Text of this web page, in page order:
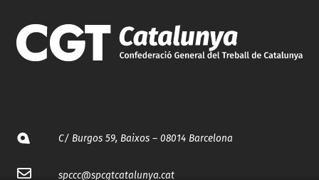
C/ Burgos 59, Baixos – 08014 Barcelona
spccc@spcgtcatalunya.cat